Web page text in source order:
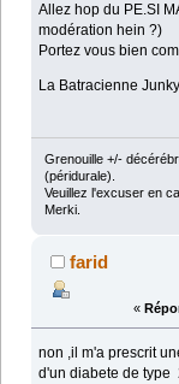
Allez hop du PE.SI
modération hein ?)
Portez vous bien
La Batracienne
Grenouille +/-
(péridurale).
Veuillez l'excuser en
Merki.
farid
«
non ,il m'a prescrit
d'un diabete de type